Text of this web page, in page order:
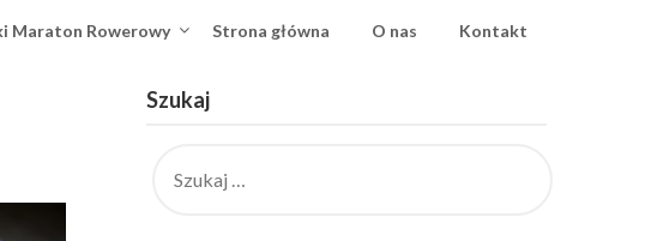
Maraton Rowerowy Strona główna O nas Kontakt
Szukaj